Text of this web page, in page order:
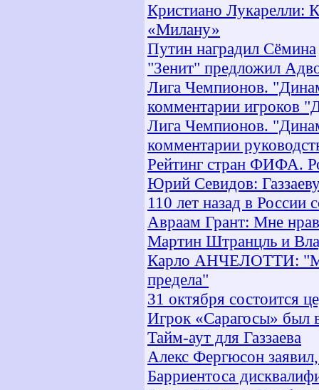
Кристиано Лукарелли:
«Милану»
Путин наградил Сёмина
"Зенит" предложил
Лига Чемпионов.
комментарии игроков
Лига Чемпионов.
комментарии
Рейтинг стран ФИФА.
Юрий Севидов:
110 лет назад в России
Авраам Грант: Мне
Мартин Штранцль и
Карло АНЧЕЛОТТИ:
предела"
31 октября состоится
Игрок «Сарагосы» был
Тайм-аут для Газзаева
Алекс Фергюсон
Барриентоса